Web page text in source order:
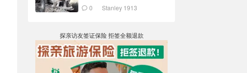
0 Stanley 1913
探亲访友签证保险 拒签全额退款